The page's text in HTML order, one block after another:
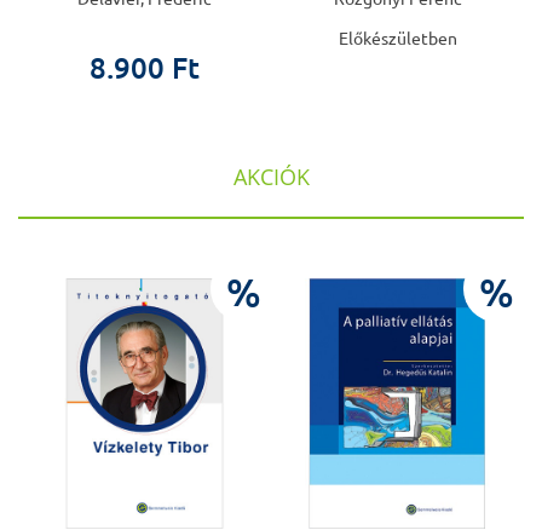
8.900 Ft
Előkészületben
AKCIÓK
% %